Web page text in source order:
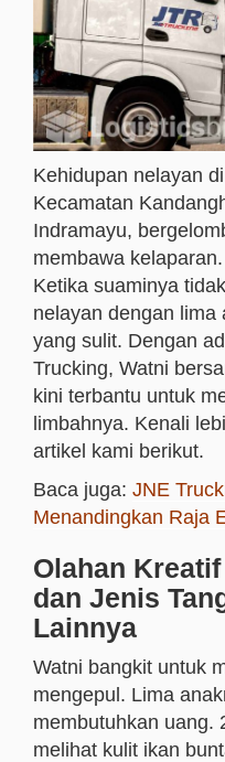
Kehidupan nelayan
Kecamatan
Indramayu,
membawa
Ketika suaminya
nelayan dengan lima
yang sulit. Dengan
Trucking, Watni
kini terbantu untuk
limbahnya. Kenali
artikel kami berikut.
Baca juga: JNE
Menandingkan Raja
Olahan
dan Jenis
Lainnya
Watni bangkit untuk
mengepul. Lima
membutuhkan uang.
melihat kulit ikan